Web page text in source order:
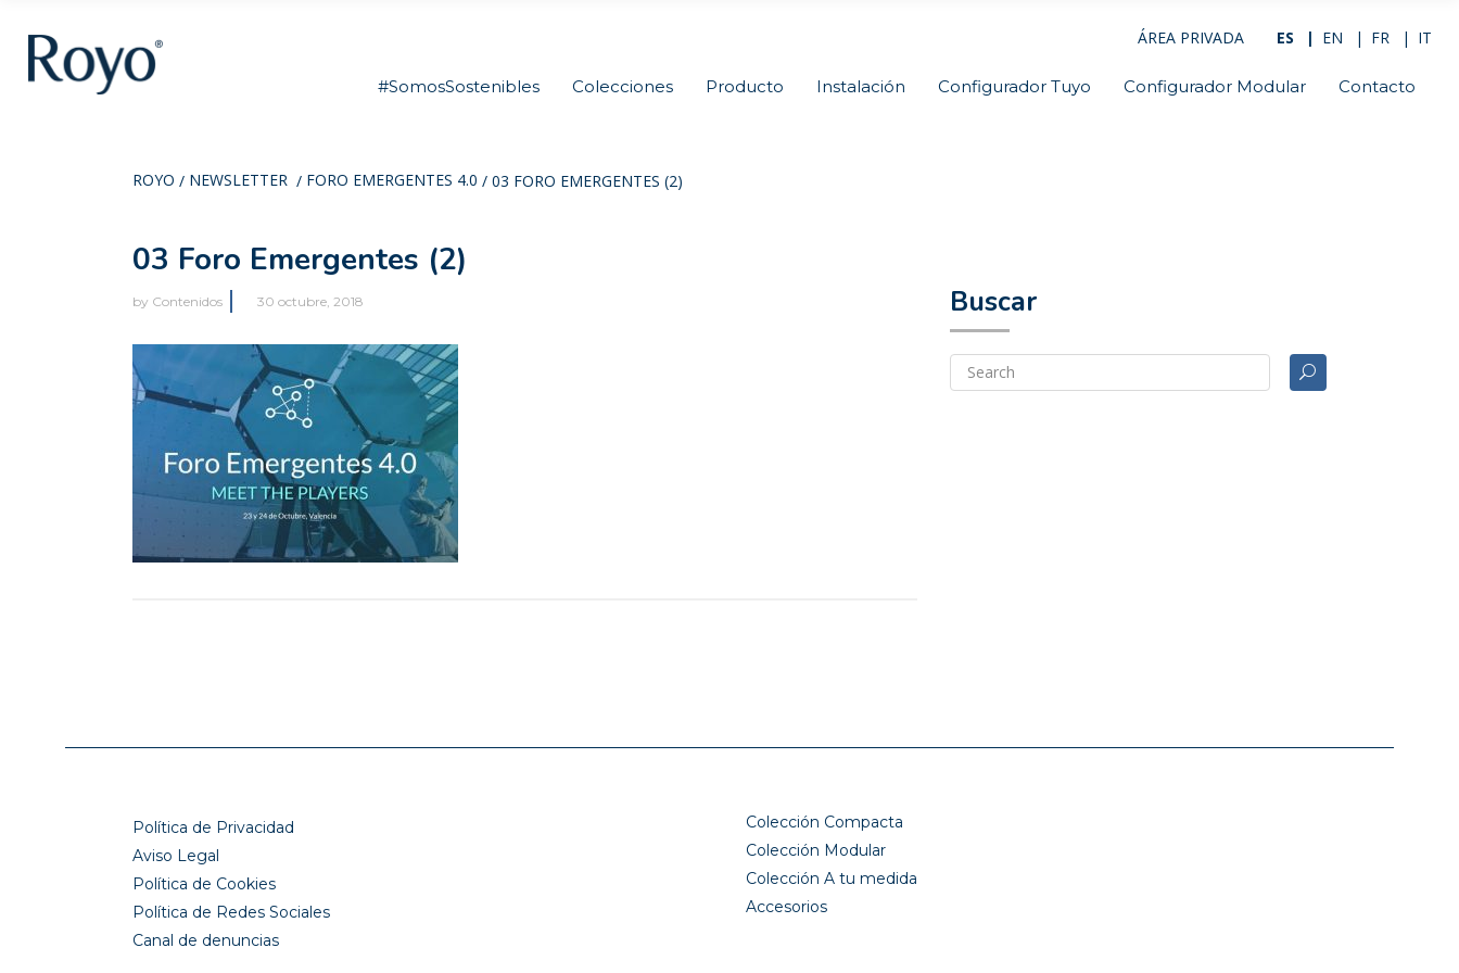
ÁREA PRIVADA ES EN FR IT
#SomosSostenibles Colecciones Producto Instalación Configurador Tuyo Configurador Modular Contacto
ROYO / NEWSLETTER / FORO EMERGENTES 4.0 / 03 FORO EMERGENTES (2)
03 Foro Emergentes (2)
by Contenidos 30 octubre, 2018 Buscar
Política de Privacidad
Aviso Legal
Política de Cookies
Política de Redes Sociales
Canal de denuncias
Colección Compacta
Colección Modular
Colección A tu medida
Accesorios